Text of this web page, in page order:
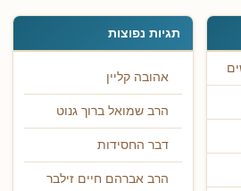
תגיות נפוצות
אהובה קליין
הרב שמואל ברוך גנוט
דבר החסידות
הרב אברהם חיים זילבר